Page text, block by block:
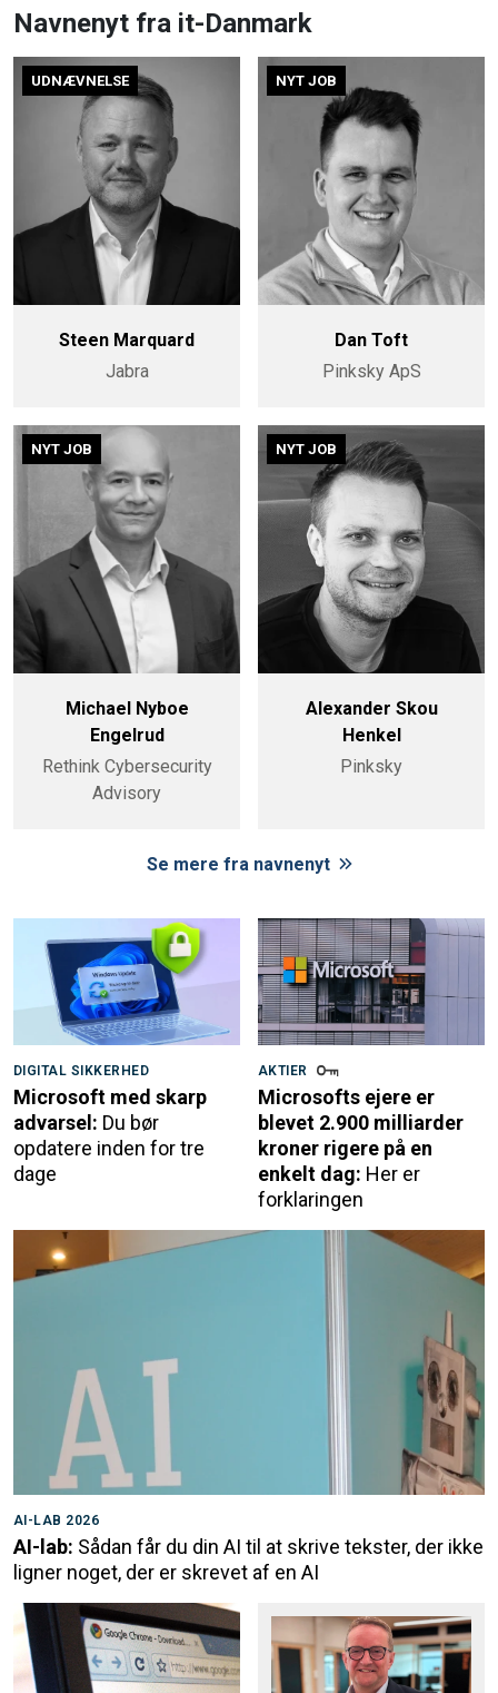
Navnenyt fra it-Danmark
UDNÆVNELSE
Steen Marquard
Jabra
NYT JOB
Dan Toft
Pinksky ApS
NYT JOB
Michael Nyboe
Engelrud
Rethink Cybersecurity
Advisory
NYT JOB
Alexander Skou
Henkel
Pinksky
Se mere fra navnenyt
DIGITAL SIKKERHED
Microsoft med skarp
advarsel: Du bør
opdatere inden for tre
dage
AKTIER
Microsofts ejere er
blevet 2.900 milliarder
kroner rigere på en
enkelt dag: Her er
forklaringen
AI-LAB 2026
AI-lab: Sådan får du din AI til at skrive tekster, der ikke
ligner noget, der er skrevet af en AI